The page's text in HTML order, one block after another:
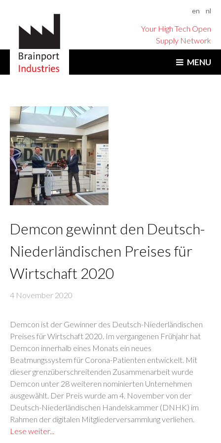
en nl
Your High Tech Open
Supply Network
MENU
Demcon gewinnt den Deutsch-
Niederländischen Preises für
Wirtschaft 2020
4 November 2020
Demcon ist der Gewinner des Deutsch-Niederländischen
Preises für Wirtschaft 2020. Im vergangenen Frühjahr hat
Demcon innerhalb eines Monats ein neues
Beatmungssystem für Corona-Patienten entwickelt. Mit
dieser grenzüberschreitenden Zusammenarbeit wurde
Demcon unter 28 weiteren nominierten Unternehmen
ausgewählt. Der Preis wurde am 4. November von der
Deutsch-Niederländischen Handelskammer (DNHK) im
Rahmen der digitalen Mitgliederversammlung verliehen.
Lese weiter...